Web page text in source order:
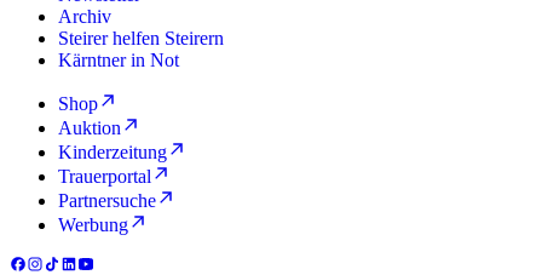
Archiv
Steirer helfen Steirern
Kärntner in Not
Shop
Auktion
Kinderzeitung
Trauerportal
Partnersuche
Werbung